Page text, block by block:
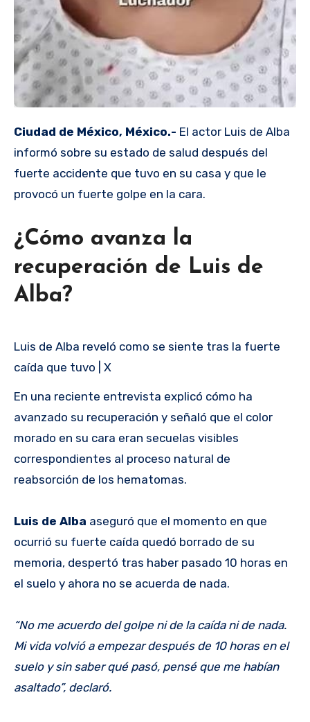
Ciudad de México, México.- El actor Luis de Alba
informó sobre su estado de salud después del
fuerte accidente que tuvo en su casa y que le
provocó un fuerte golpe en la cara.
¿Cómo avanza la
recuperación de Luis de
Alba?
Luis de Alba reveló como se siente tras la fuerte
caída que tuvo | X
En una reciente entrevista explicó cómo ha
avanzado su recuperación y señaló que el color
morado en su cara eran secuelas visibles
correspondientes al proceso natural de
reabsorción de los hematomas.
Luis de Alba aseguró que el momento en que
ocurrió su fuerte caída quedó borrado de su
memoria, despertó tras haber pasado 10 horas en
el suelo y ahora no se acuerda de nada.
“No me acuerdo del golpe ni de la caída ni de nada.
Mi vida volvió a empezar después de 10 horas en el
suelo y sin saber qué pasó, pensé que me habían
asaltado”, declaró.